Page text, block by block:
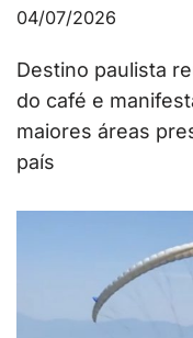
04/07/2026
Destino paulista
do café e
maiores áreas
país